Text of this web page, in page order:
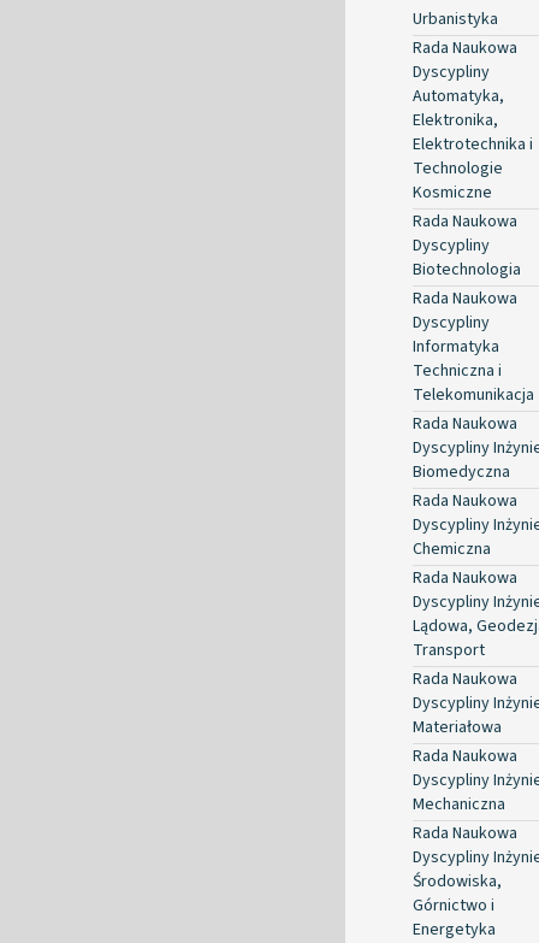
Urbanistyka
Rada Naukowa
Dyscypliny
Automatyka,
Elektronika,
Elektrotechnika i
Technologie
Kosmiczne
Rada Naukowa
Dyscypliny
Biotechnologia
Rada Naukowa
Dyscypliny
Informatyka
Techniczna i
Telekomunikacja
Rada Naukowa
Dyscypliny
Biomedyczna
Rada Naukowa
Dyscypliny
Chemiczna
Rada Naukowa
Dyscypliny
Lądowa,
Transport
Rada Naukowa
Dyscypliny
Materiałowa
Rada Naukowa
Dyscypliny
Mechaniczna
Rada Naukowa
Dyscypliny
Środowiska,
Górnictwo i
Energetyka